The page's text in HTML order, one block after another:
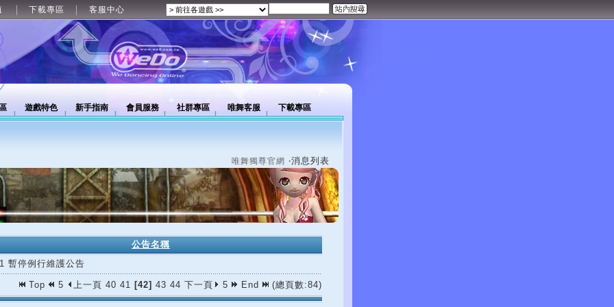
下載專區 客服中心
遊戲特色 新手指南 會員服務 社群專區 唯舞客服 下載專區
唯舞獨尊官網 ‧消息列表
公告名稱
暫停例行維護公告
Top 5 上一頁 40 41 [42] 43 44 下一頁 5 End (總頁數:84)